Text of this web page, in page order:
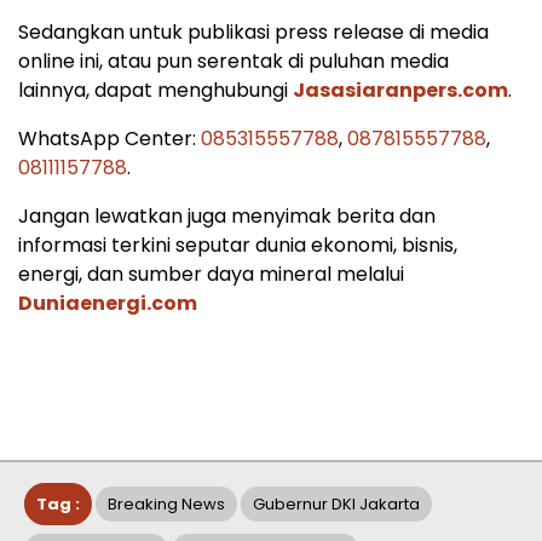
Sedangkan untuk publikasi press release di media
online ini, atau pun serentak di puluhan media
lainnya, dapat menghubungi Jasasiaranpers.com.
WhatsApp Center: 085315557788,087815557788,
08111157788.
Jangan lewatkan juga menyimak berita dan
informasi terkini seputar dunia ekonomi, bisnis,
energi, dan sumber daya mineral melalui
Duniaenergi.com
Tag : Breaking News Gubernur DKI Jakarta